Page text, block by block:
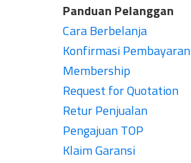
Panduan Pelanggan
Cara Berbelanja
Konfirmasi Pembayaran
Membership
Request for Quotation
Retur Penjualan
Pengajuan TOP
Klaim Garansi